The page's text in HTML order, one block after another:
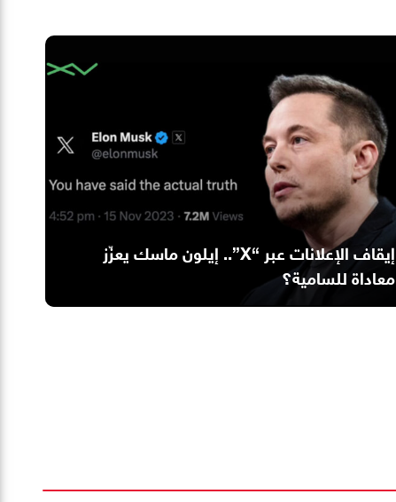
إيقاف الإعلانات عبر “X”.. إيلون ماسك يعزّز
معاداة للسامية؟